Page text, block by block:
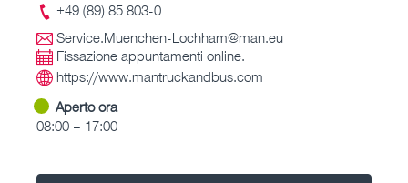
+49 (89) 85 803-0
Service.Muenchen-Lochham@man.eu
Fissazione appuntamenti online.
https://www.mantruckandbus.com
Aperto ora
08:00 – 17:00